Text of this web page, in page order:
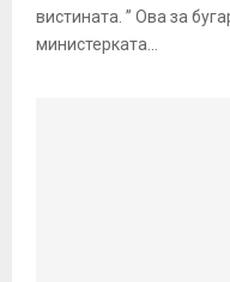
вистината. ” Ова за
министерката...